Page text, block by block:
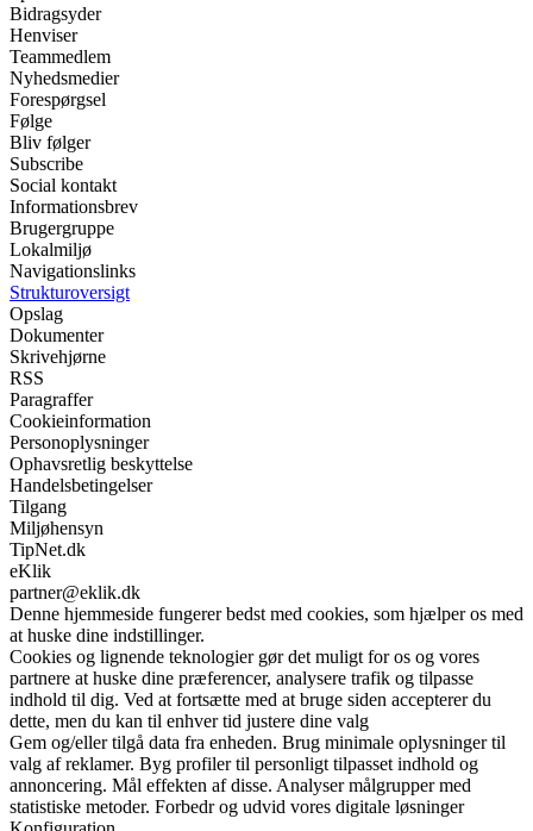
Bidragsyder
Henviser
Teammedlem
Nyhedsmedier
Forespørgsel
Følge
Bliv følger
Subscribe
Social kontakt
Informationsbrev
Brugergruppe
Lokalmiljø
Navigationslinks
Strukturoversigt
Opslag
Dokumenter
Skrivehjørne
RSS
Paragraffer
Cookieinformation
Personoplysninger
Ophavsretlig beskyttelse
Handelsbetingelser
Tilgang
Miljøhensyn
TipNet.dk
eKlik
partner@eklik.dk
Denne hjemmeside fungerer bedst med cookies, som hjælper os med
at huske dine indstillinger.
Cookies og lignende teknologier gør det muligt for os og vores
partnere at huske dine præferencer, analysere trafik og tilpasse
indhold til dig. Ved at fortsætte med at bruge siden accepterer du
dette, men du kan til enhver tid justere dine valg
Gem og/eller tilgå data fra enheden. Brug minimale oplysninger til
valg af reklamer. Byg profiler til personligt tilpasset indhold og
annoncering. Mål effekten af disse. Analyser målgrupper med
statistiske metoder. Forbedr og udvid vores digitale løsninger